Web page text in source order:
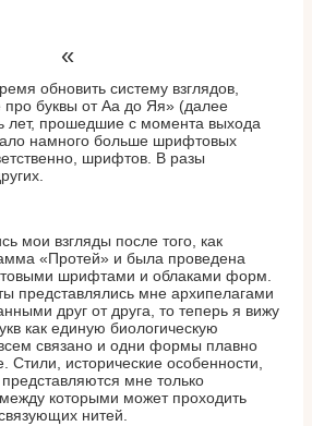
«
обновить систему взглядов,
про буквы от Аа до Яя» (далее
лет, прошедшие с момента выхода
намного больше шрифтовых
шрифтов. В разы
мои взгляды после того, как
«Протей» и была проведена
шрифтами и облаками форм.
представлялись мне архипелагами
друг от друга, то теперь я вижу
как единую биологическую
связано и одни формы плавно
Стили, исторические особенности,
мне только
которыми может проходить
нитей.